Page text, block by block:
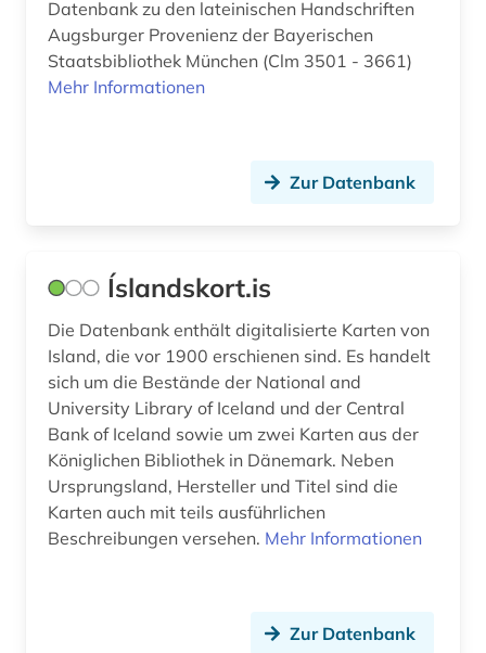
chronologie (1)
compliance (1)
datenbank (2)
datenmanagement (2)
datensammlung (1)
ddr (4)
ddr&gt (1)
Datenbank zu den lateinischen Handschriften
Augsburger Provenienz der Bayerischen
Staatsbibliothek München (Clm 3501 - 3661)
Mehr Informationen
Zur Datenbank
Íslandskort.is
Die Datenbank enthält digitalisierte Karten von
Island, die vor 1900 erschienen sind. Es handelt
sich um die Bestände der National and
University Library of Iceland und der Central
Bank of Iceland sowie um zwei Karten aus der
Königlichen Bibliothek in Dänemark. Neben
Ursprungsland, Hersteller und Titel sind die
Karten auch mit teils ausführlichen
Beschreibungen versehen. Mehr Informationen
Zur Datenbank